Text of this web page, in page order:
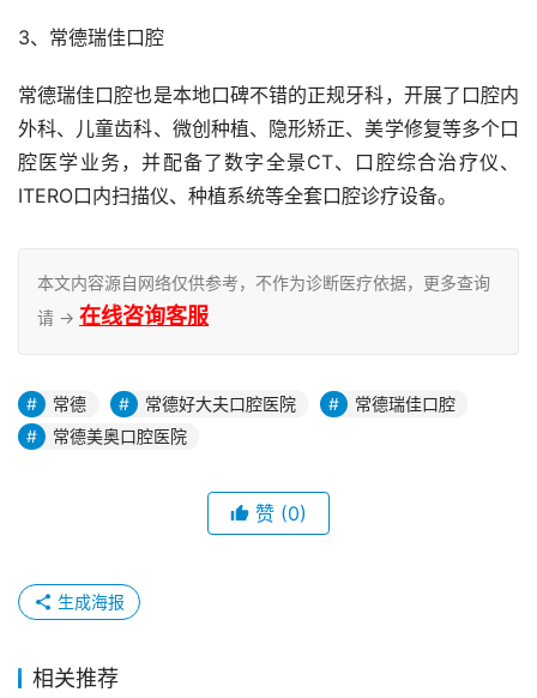
3、常德瑞佳口腔
常德瑞佳口腔也是本地口碑不错的正规牙科，开展了口腔内
外科、儿童齿科、微创种植、隐形矫正、美学修复等多个口
腔医学业务，并配备了数字全景CT、口腔综合治疗仪、
ITERO口内扫描仪、种植系统等全套口腔诊疗设备。
本文内容源自网络仅供参考，不作为诊断医疗依据，更多查询
请 → 在线咨询客服
常德 常德好大夫口腔医院
常德瑞佳口腔
常德美奥口腔医院
赞 (0)
生成海报
相关推荐